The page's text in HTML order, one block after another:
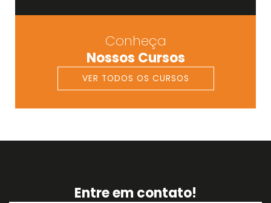
Conheça
Nossos Cursos
VER TODOS OS CURSOS
Entre em contato!